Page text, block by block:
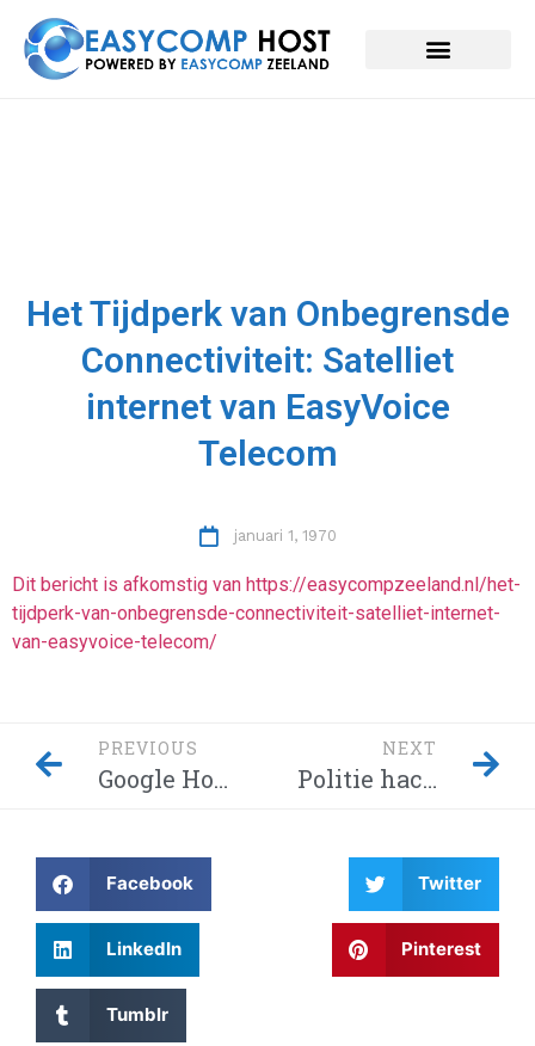
Het Tijdperk van Onbegrensde
Connectiviteit: Satelliet
internet van EasyVoice
Telecom
januari 1, 1970
Dit bericht is afkomstig van https://easycompzeeland.nl/het-
tijdperk-van-onbegrensde-connectiviteit-satelliet-internet-
van-easyvoice-telecom/
PREVIOUS
Google Home-hack laat hackers afluisteren van je privégesprekken – Dit moet je weten! Waarom wordt Twitter steeds gehackt en heeft China eindelijk de encryptie gebroken met kwantumcomputers?
NEXT
Politie hackt, beveiligde communicatie-app Exclu en Iraanse regering lanceert aanval op Charlie Hebdo
Facebook Twitter
LinkedIn Pinterest
Tumblr